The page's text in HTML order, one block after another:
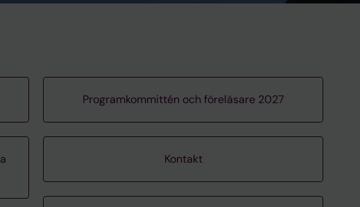
Programkommittén och föreläsare 2027
Kontakt